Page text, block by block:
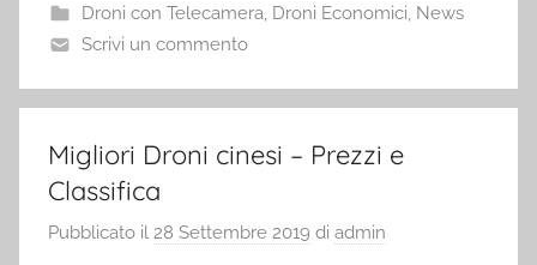
Droni con Telecamera Droni Economici News
Scrivi un commento
Migliori Droni cinesi – Prezzi e
Classifica
Pubblicato il 28 Settembre 2019 di admin